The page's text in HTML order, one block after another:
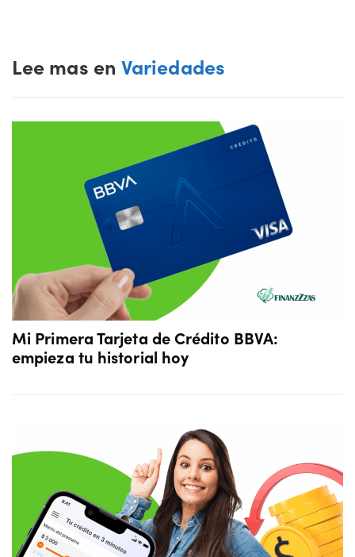
Lee mas en Variedades
Mi Primera Tarjeta de Crédito BBVA:
empieza tu historial hoy